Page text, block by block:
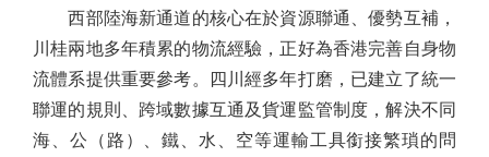
西部陸海新通道的核心在於資源聯通、優勢互補，
川桂兩地多年積累的物流經驗，正好為香港完善自身物
流體系提供重要參考。四川經多年打磨，已建立了統一
聯運的規則、跨域數據互通及貨運監管制度，解決不同
海、公（路）、鐵、水、空等運輸工具銜接繁瑣的問